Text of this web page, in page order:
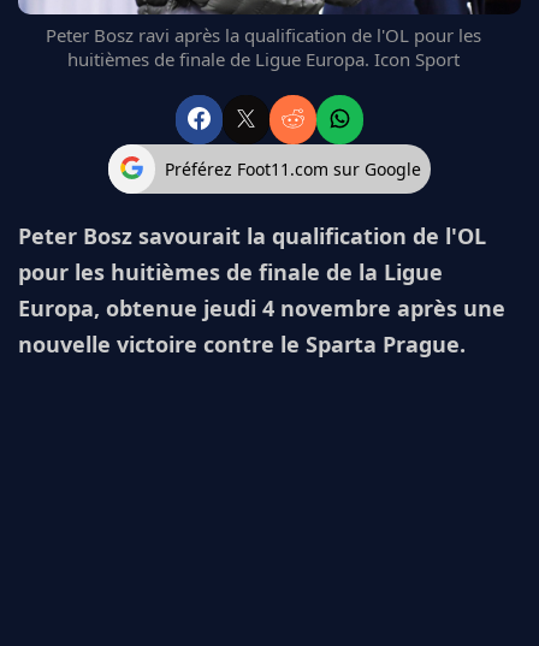
Peter Bosz ravi après la qualification de l'OL pour les
huitièmes de finale de Ligue Europa. Icon Sport
Préférez Foot11.com sur Google
Peter Bosz savourait la qualification de l'OL
pour les huitièmes de finale de la Ligue
Europa, obtenue jeudi 4 novembre après une
nouvelle victoire contre le Sparta Prague.